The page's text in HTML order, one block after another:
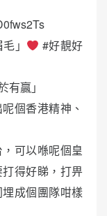
」
#好靚好
有贏」
個香港精神、
可以喺呢個皇
得好睇，打畀
成個團隊咁樣